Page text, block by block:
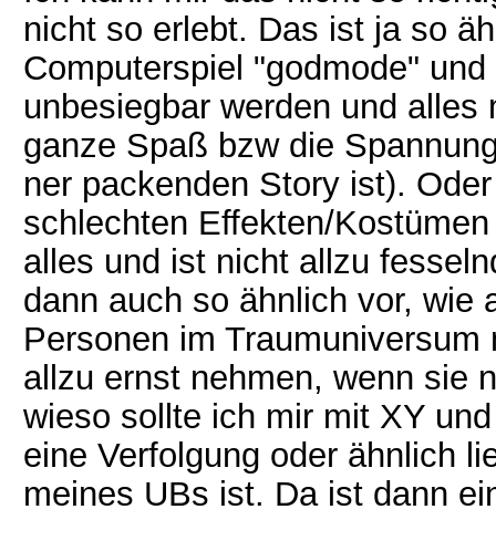
nicht so erlebt. Das ist ja so
Computerspiel "godmode"
unbesiegbar werden und
ganze Spaß bzw die
ner packenden Story ist).
schlechten Effekten/
alles und ist nicht allzu
dann auch so ähnlich vor, wie
Personen im
allzu ernst nehmen, wenn sie
wieso sollte ich mir mit XY
eine Verfolgung oder ähnlich
meines UBs ist. Da ist dann